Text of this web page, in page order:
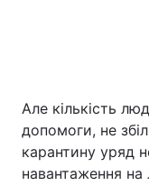
Але кількість
допомоги, не
карантину уряд
навантаження на